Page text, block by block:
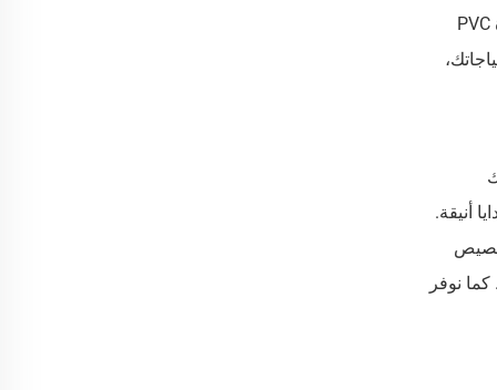
بدءاً من المستطيلات القياسية وصولاً إلى أشكال فريدة مثل القلب أو الدمعة. وتتوفر الطبقة الواقية الشفافة المصنوعة من مادة PVC
أنيقة.
نوفر